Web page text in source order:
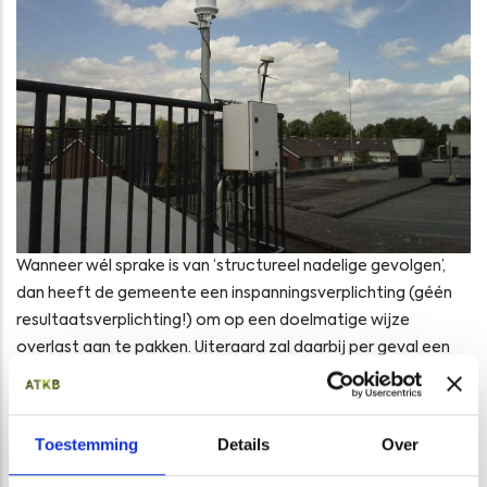
Toestemming Details Over
Wanneer wél sprake is van ‘structureel nadelige gevolgen’,
dan heeft de gemeente een inspanningsverplichting (géén
resultaatsverplichting!) om op een doelmatige wijze
overlast aan te pakken. Uiteraard zal daarbij per geval een
zorgvuldige afweging moet worden gemaakt van kosten en
baten, op basis waarvan een gemeente kan besluiten of en
Onderzoek en maatregelen